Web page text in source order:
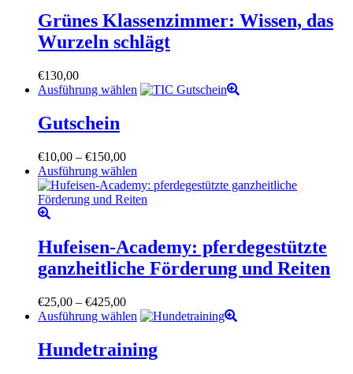
Grünes Klassenzimmer: Wissen, das
Wurzeln schlägt
€130,00
Ausführung wählen Dieses
Optionen
können
Produktseite
gewählt
werden
Gutschein
€10,00 – €150,00Preisspanne:
€10,00
bis
€150,00
Ausführung wählen
Produkt
weist
auf.
Die
Optionen
der
Produktseite
werden
Hufeisen-Academy: pferdegestützte
ganzheitliche Förderung und Reiten
€25,00 – €425,00Preisspanne:
€25,00
€425,00
Ausführung wählen Dieses
weist
mehrere
Hundetraining